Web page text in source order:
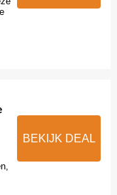
BEKIJK DEAL